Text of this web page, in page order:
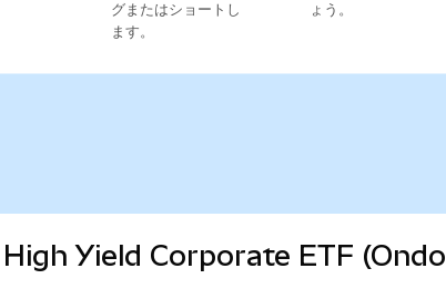
グまたはショートし
ます。
ょう。
Yield Corporate ETF (Ondo